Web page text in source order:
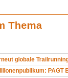
Thema
globale
PAGT